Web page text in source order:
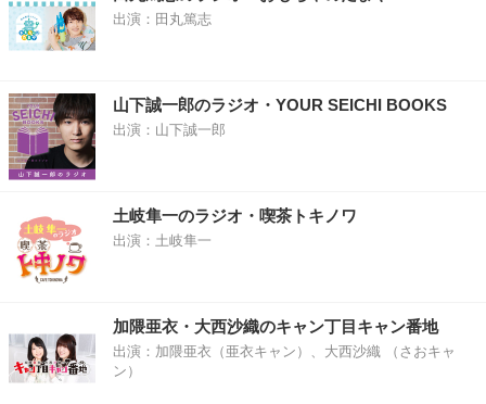
出演：田丸篤志
山下誠一郎のラジオ・YOUR SEICHI BOOKS
出演：山下誠一郎
土岐隼一のラジオ・喫茶トキノワ
出演：土岐隼一
加隈亜衣・大西沙織のキャン丁目キャン番地
出演：加隈亜衣（亜衣キャン）、大西沙織 （さおキャ
ン）